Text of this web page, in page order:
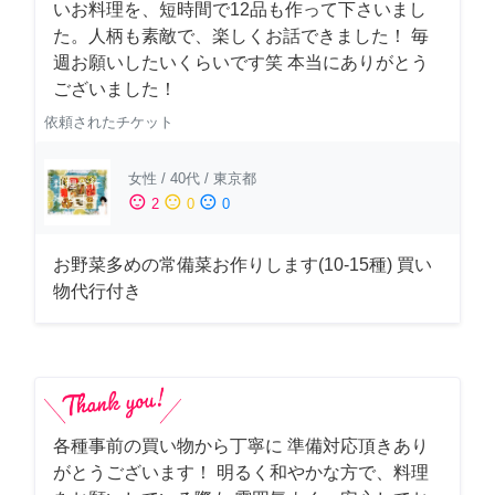
いお料理を、短時間で12品も作って下さいまし
た。人柄も素敵で、楽しくお話できました！ 毎
週お願いしたいくらいです笑 本当にありがとう
ございました！
依頼されたチケット
女性 / 40代 / 東京都
sentiment_satisfied 2 sentiment_neutral 0 sentiment_dissatisfied 0
お野菜多めの常備菜お作りします(10-15種) 買い
物代行付き
各種事前の買い物から丁寧に 準備対応頂きあり
がとうございます！ 明るく和やかな方で、料理